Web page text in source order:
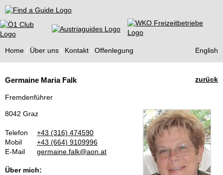
Find a Guide
Home Über uns Kontakt Offenlegung English
Guides
zurück
Germaine Maria Falk
Fremdenführer
8042 Graz
Telefon
+43 (316) 474590
Mobil
+43 (664) 9109996
E-Mail
germaine.falk@aon.at
Über mich: